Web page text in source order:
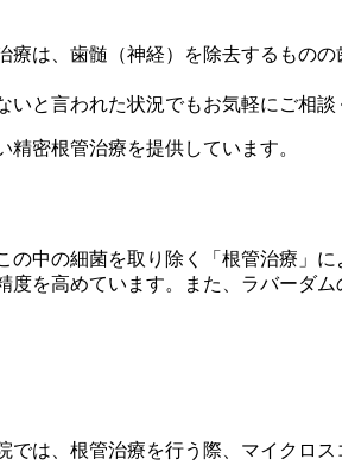
は、歯髄（神経）を除去するもの
と言われた状況でもお気軽にご相談
密根管治療を提供しています。
中の細菌を取り除く「根管治療」
を高めています。また、ラバーダ
は、根管治療を行う際、マイクロ